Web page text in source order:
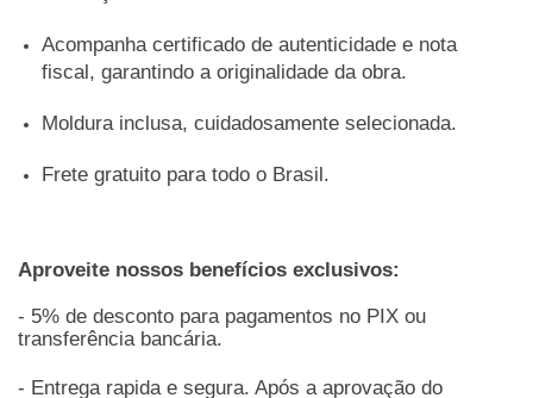
Acompanha certificado de autenticidade e nota
fiscal, garantindo a originalidade da obra.
Moldura inclusa, cuidadosamente selecionada.
Frete gratuito para todo o Brasil.
Aproveite nossos benefícios exclusivos:
- 5% de desconto para pagamentos no PIX ou
transferência bancária.
- Entrega rapida e segura. Após a aprovação do